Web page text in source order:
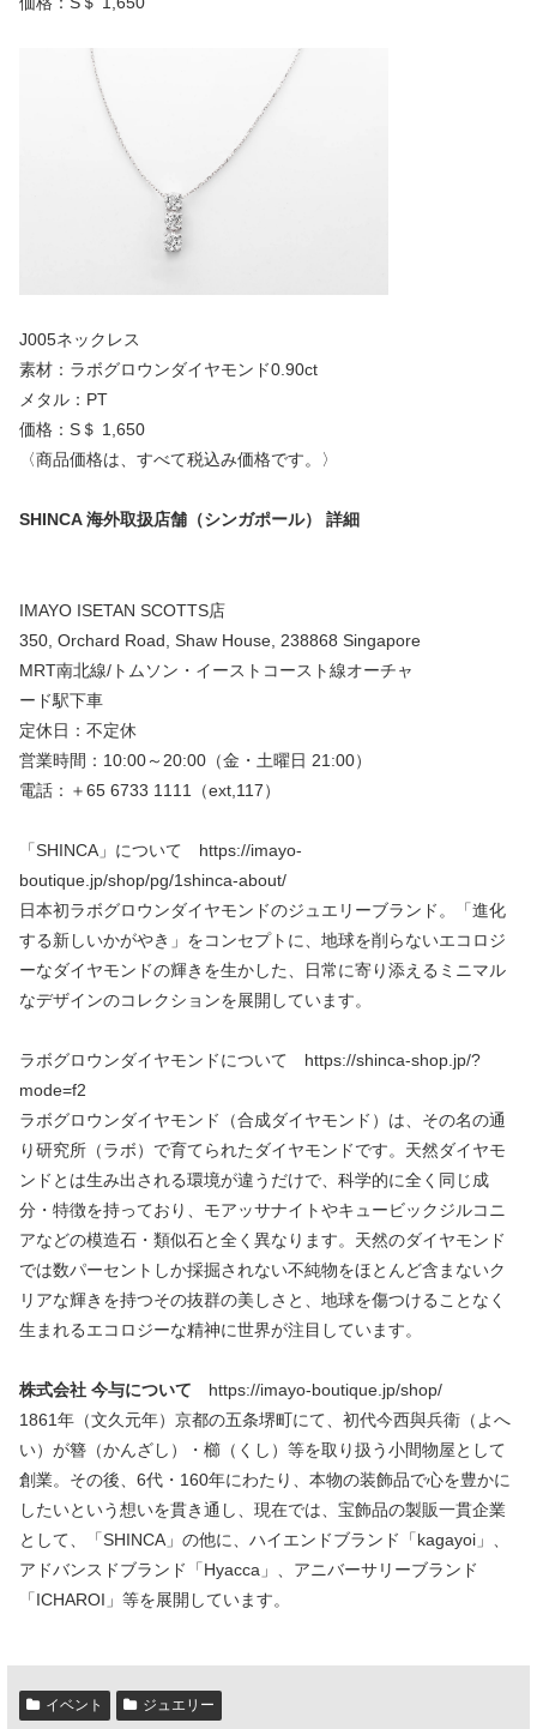
J005ネックレス
素材：ラボグロウンダイヤモンド0.90ct
メタル：PT
価格：S＄ 1,650
〈商品価格は、すべて税込み価格です。〉
SHINCA 海外取扱店舗（シンガポール） 詳細
IMAYO ISETAN SCOTTS店
350, Orchard Road, Shaw House, 238868 Singapore
MRT南北線/トムソン・イーストコースト線オーチャ
ード駅下車
定休日：不定休
営業時間：10:00～20:00（金・土曜日 21:00）
電話：＋65 6733 1111（ext,117）
「SHINCA」について https://imayo-
boutique.jp/shop/pg/1shinca-about/
日本初ラボグロウンダイヤモンドのジュエリーブランド。「進化
する新しいかがやき」をコンセプトに、地球を削らないエコロジ
ーなダイヤモンドの輝きを生かした、日常に寄り添えるミニマル
なデザインのコレクションを展開しています。
ラボグロウンダイヤモンドについて https://shinca-shop.jp/?
mode=f2
ラボグロウンダイヤモンド（合成ダイヤモンド）は、その名の通
り研究所（ラボ）で育てられたダイヤモンドです。天然ダイヤモ
ンドとは生み出される環境が違うだけで、科学的に全く同じ成
分・特徴を持っており、モアッサナイトやキュービックジルコニ
アなどの模造石・類似石と全く異なります。天然のダイヤモンド
では数パーセントしか採掘されない不純物をほとんど含まないク
リアな輝きを持つその抜群の美しさと、地球を傷つけることなく
生まれるエコロジーな精神に世界が注目しています。
株式会社 今与について https://imayo-boutique.jp/shop/
1861年（文久元年）京都の五条堺町にて、初代今西與兵衛（よへ
い）が簪（かんざし）・櫛（くし）等を取り扱う小間物屋として
創業。その後、6代・160年にわたり、本物の装飾品で心を豊かに
したいという想いを貫き通し、現在では、宝飾品の製販一貫企業
として、「SHINCA」の他に、ハイエンドブランド「kagayoi」、
アドバンスドブランド「Hyacca」、アニバーサリーブランド
「ICHAROI」等を展開しています。
イベント ジュエリー